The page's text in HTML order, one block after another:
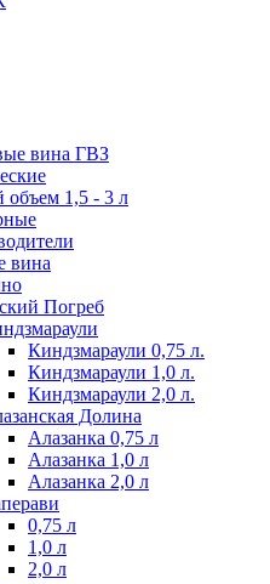
вина ГВЗ
объем 1,5 - 3 л
вина
Погреб
Киндзмараули 0,75 л.
Киндзмараули 1,0 л.
Киндзмараули 2,0 л.
Долина
Алазанка 0,75 л
Алазанка 1,0 л
Алазанка 2,0 л
0,75 л
1,0 л
2,0 л